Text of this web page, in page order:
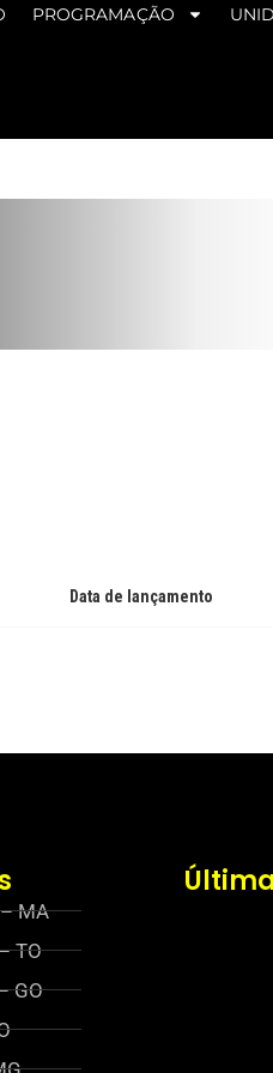
PROGRAMAÇÃO
Data de lançamento
MA
TO
GO